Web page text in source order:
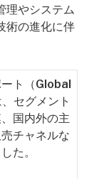
理やシステム
術の進化に伴
ト（Global
セグメント
国内外の主
チャネルな
た。